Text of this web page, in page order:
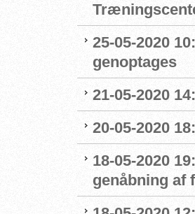
25-05-2020
genoptages
21-05-2020
20-05-2020
18-05-2020
genåbning af